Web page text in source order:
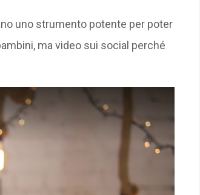
uno strumento potente per poter
ma video sui social perché